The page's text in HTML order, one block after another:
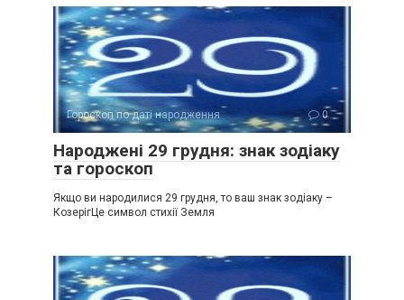
Гороскоп по даті народження 0
Народжені 29 грудня: знак зодіаку
та гороскоп
Якщо ви народилися 29 грудня, то ваш знак зодіаку –
КозерігЦе символ стихії Земля